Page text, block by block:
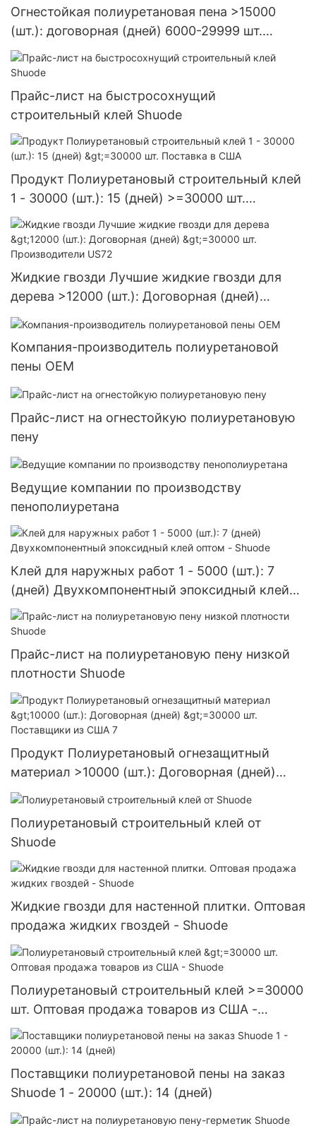
Огнестойкая полиуретановая пена >15000
(шт.): договорная (дней) 6000-29999 шт.
Поставка в США.
Прайс-лист на быстросохнущий
строительный клей Shuode
Продукт Полиуретановый строительный клей
1 - 30000 (шт.): 15 (дней) >=30000 шт.
Поставка в США
Жидкие гвозди Лучшие жидкие гвозди для
дерева >12000 (шт.): Договорная (дней)
>=30000 шт. Производители US72
Компания-производитель полиуретановой
пены OEM
Прайс-лист на огнестойкую полиуретановую
пену
Ведущие компании по производству
пенополиуретана
Клей для наружных работ 1 - 5000 (шт.): 7
(дней) Двухкомпонентный эпоксидный клей
оптом - Shuode
Прайс-лист на полиуретановую пену низкой
плотности Shuode
Продукт Полиуретановый огнезащитный
материал >10000 (шт.): Договорная (дней)
>=30000 шт. Поставщики из США 7
Полиуретановый строительный клей от
Shuode
Жидкие гвозди для настенной плитки. Оптовая
продажа жидких гвоздей - Shuode
Полиуретановый строительный клей >=30000
шт. Оптовая продажа товаров из США -
Shuode
Поставщики полиуретановой пены на заказ
Shuode 1 - 20000 (шт.): 14 (дней)